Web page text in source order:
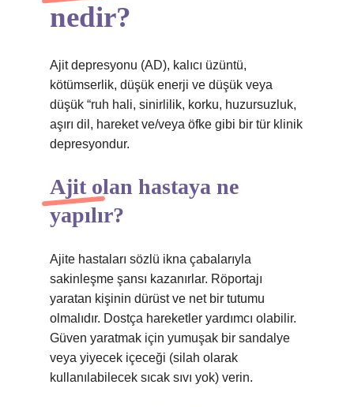
nedir?
Ajit depresyonu (AD), kalıcı üzüntü,
kötümserlik, düşük enerji ve düşük veya
düşük “ruh hali, sinirlilik, korku, huzursuzluk,
aşırı dil, hareket ve/veya öfke gibi bir tür klinik
depresyondur.
Ajit olan hastaya ne
yapılır?
Ajite hastaları sözlü ikna çabalarıyla
sakinleşme şansı kazanırlar. Röportajı
yaratan kişinin dürüst ve net bir tutumu
olmalıdır. Dostça hareketler yardımcı olabilir.
Güven yaratmak için yumuşak bir sandalye
veya yiyecek içeceği (silah olarak
kullanılabilecek sıcak sıvı yok) verin.